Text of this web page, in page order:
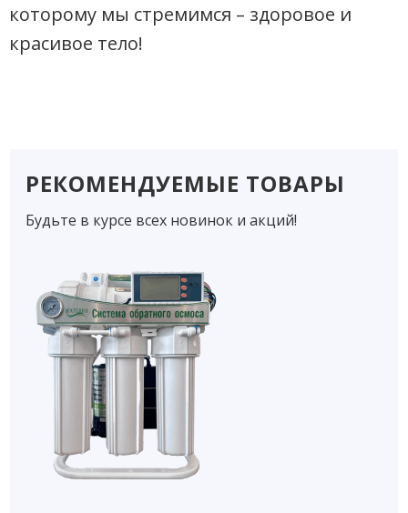
которому мы стремимся – здоровое и
красивое тело!
РЕКОМЕНДУЕМЫЕ ТОВАРЫ
Будьте в курсе всех новинок и акций!